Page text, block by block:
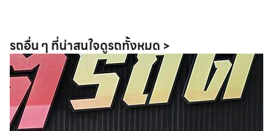
รถอื่น ๆ ที่น่าสนใจดูรถทั้งหมด >